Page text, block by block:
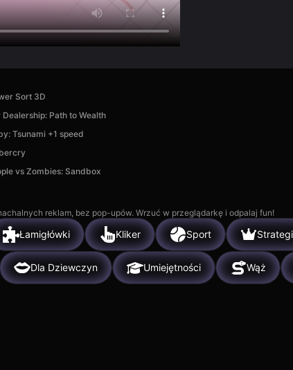
Sort 3D
Dealership: Path to Wealth
Tsunami +1 speed
vs Zombies: Sandbox
reklam, bez pop-upów. Wrzuć w przeglądarkę i odpalaj fun!
Łamigłówki Kliker Sport
Dla Dziewczyn Umiejętności Wąż